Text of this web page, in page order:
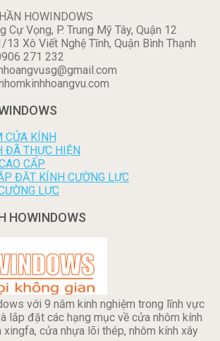
HOWINDOWS
Cự Vọng, P. Trung Mỹ Tây, Quận 12
Xô Viết Nghệ Tĩnh, Quận Bình Thạnh
271 232
CỬA KÍNH
ĐÃ THỰC HIỆN
CẤP
ĐẶT KÍNH CƯỜNG LỰC
LỰC
HOWINDOWS
với 9 năm kinh nghiệm trong lĩnh vực
lắp đặt các hạng mục về cửa nhôm kính
xingfa, cửa nhựa lõi thép, nhôm kính xây